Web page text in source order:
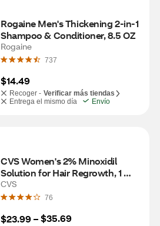
Rogaine Men's Thickening 2-in-1
Shampoo & Conditioner, 8.5 OZ
Rogaine
737
$14.49
Recoger - Verificar más tiendas
Entrega el mismo día
Envío
CVS Women's 2% Minoxidil
Solution for Hair Regrowth, 1
Month Supply
CVS
76
$23.99 – $35.69